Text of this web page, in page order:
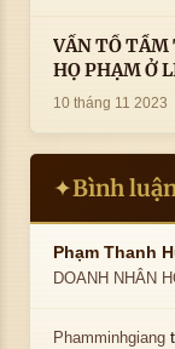
VẤN TỔ TẦM
HỌ PHẠM Ở
10 tháng 11 2023
✦Bình
Phạm Thanh
DOANH NHÂN
Phamminhgiang